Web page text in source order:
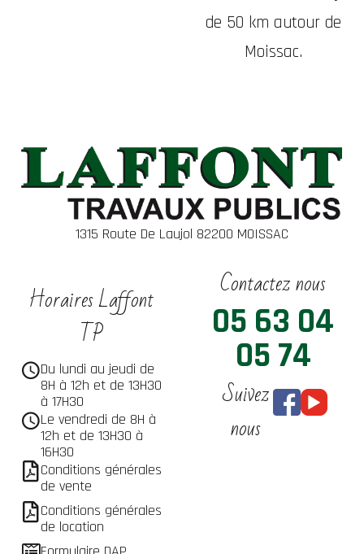
de 50 km autour de
Moissac.
1315 Route De Laujol 82200 MOISSAC
Horaires Laffont
TP
Du lundi au jeudi de
8H à 12h et de 13H30
à 17H30
Le vendredi de 8H à
12h et de 13H30 à
16H30
Conditions générales
de vente
Conditions générales
de location
Contactez nous
05 63 04
05 74
Suivez
nous